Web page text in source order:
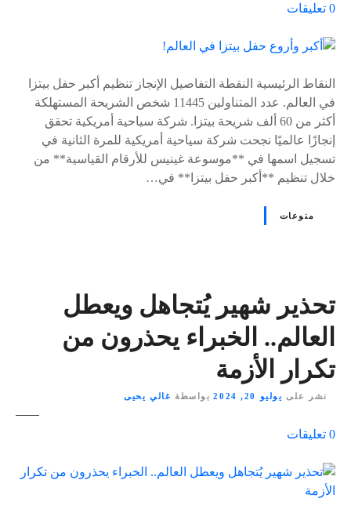
0 تعليقات
ى
s
النقاط الرئيسية النقطة التفاصيل الإنجاز تنظيم أكبر حفل بيتزا
في العالم. عدد المتناولين 11445 شخص الشريحة المستهلكة
أكثر من 60 ألف شريحة بيتزا. شركة سياحية أمريكية تحقق
إنجازًا عالميًا نجحت شركة سياحية أمريكية للمرة الثانية في
تسجيل اسمها في **موسوعة غينيس للأرقام القياسية** من
خلال تنظيم **أكبر حفل بيتزا** في…
منوعات
تحذير شهير يُتجاهل ويعطل
العالم.. الخبراء يحذرون من
تكرار الأزمة
نشر على يوليو 20, 2024 بواسطة غالي يحيى
0 تعليقات
ى